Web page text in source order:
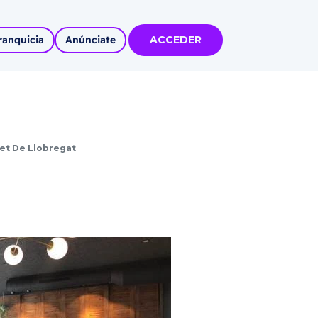
invertir
MÁS
con
tu Marca
Anúnciate ACCEDER
De Llobregat